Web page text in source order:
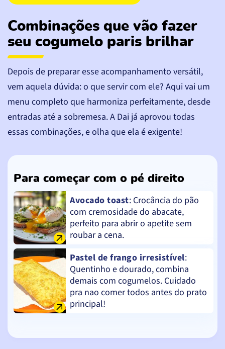
Combinações que vão fazer
seu cogumelo paris brilhar
Depois de preparar esse acompanhamento versátil,
vem aquela dúvida: o que servir com ele? Aqui vai um
menu completo que harmoniza perfeitamente, desde
entradas até a sobremesa. A Dai já aprovou todas
essas combinações, e olha que ela é exigente!
Para começar com o pé direito
Avocado toast: Crocância do pão
com cremosidade do abacate,
perfeito para abrir o apetite sem
roubar a cena.
Pastel de frango irresistível:
Quentinho e dourado, combina
demais com cogumelos. Cuidado
pra nao comer todos antes do prato
principal!